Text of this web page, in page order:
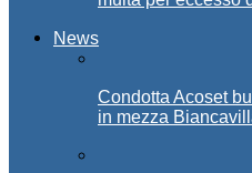
News
Condotta Acoset
in mezza